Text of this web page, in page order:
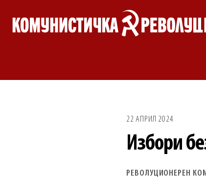
22 АПРИЛ 2024
Избори
РЕВОЛУЦИОНЕРЕН